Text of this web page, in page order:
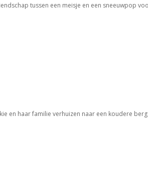
tussen een meisje en een sneeuwpop
en haar familie verhuizen naar een koudere